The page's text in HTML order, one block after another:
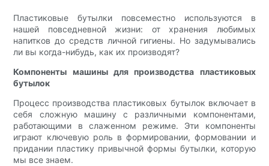
Пластиковые бутылки повсеместно используются в
нашей повседневной жизни: от хранения любимых
напитков до средств личной гигиены. Но задумывались
ли вы когда-нибудь, как их производят?
Компоненты машины для производства пластиковых
бутылок
Процесс производства пластиковых бутылок включает в
себя сложную машину с различными компонентами,
работающими в слаженном режиме. Эти компоненты
играют ключевую роль в формировании, формовании и
придании пластику привычной формы бутылки, которую
мы все знаем.